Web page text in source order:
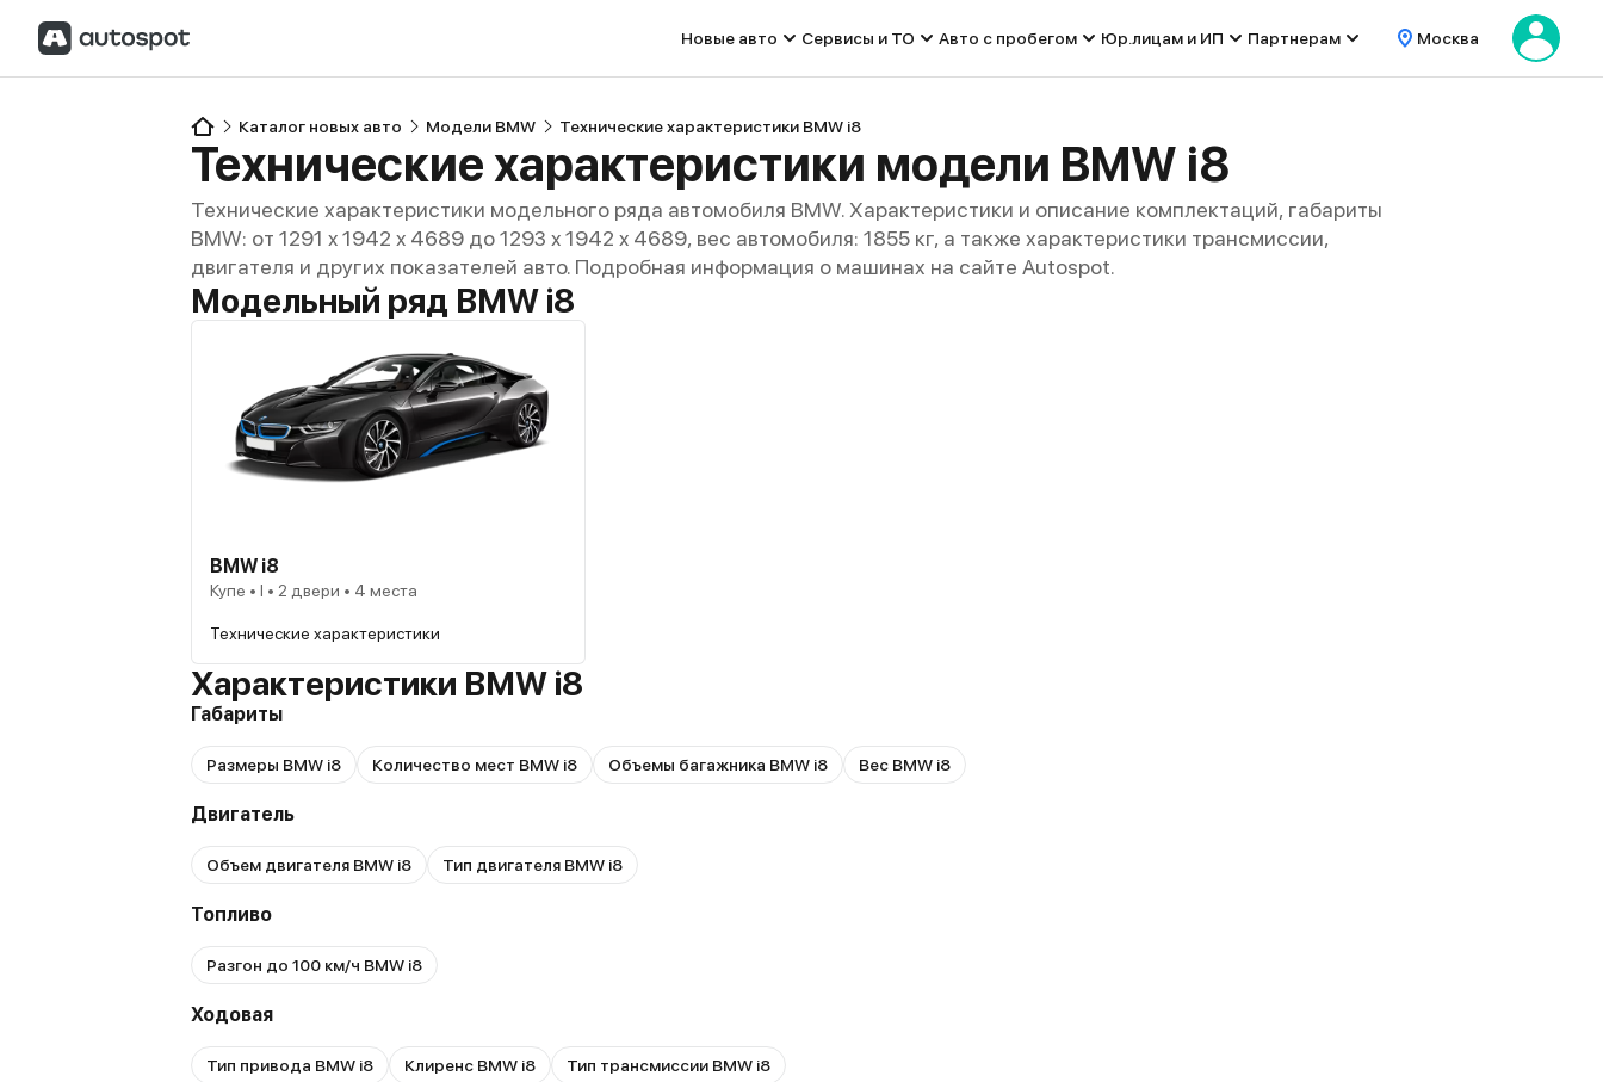
Новые авто Сервисы и ТО Авто с пробегом Юр.лицам и ИП Партнерам Москва
Каталог новых авто Модели BMW Технические характеристики BMW i8
Технические характеристики модели BMW i8
Технические характеристики модельного ряда автомобиля BMW. Характеристики и описание комплектаций, габариты
BMW: от 1291 x 1942 x 4689 до 1293 x 1942 x 4689, вес автомобиля: 1855 кг, а также характеристики трансмиссии,
двигателя и других показателей авто. Подробная информация о машинах на сайте Autospot.
Модельный ряд BMW i8
BMW i8
Купе • I • 2 двери • 4 места
Технические характеристики
Характеристики BMW i8
Габариты
Размеры BMW i8 Количество мест BMW i8 Объемы багажника BMW i8 Вес BMW i8
Двигатель
Объем двигателя BMW i8 Тип двигателя BMW i8
Топливо
Разгон до 100 км/ч BMW i8
Ходовая
Тип привода BMW i8 Клиренс BMW i8 Тип трансмиссии BMW i8